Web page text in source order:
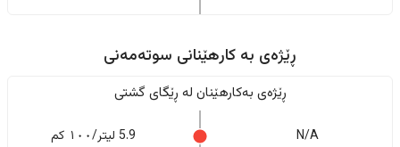
ڕێژەى به کارهێنانی سوتەمەنی
ڕێژەى بەکارهێنان له ڕێگای گشتی
N/A 5.9 لیتر/١٠٠ کم